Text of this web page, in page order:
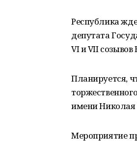
Республика
депутата
VI и VII
Планируется,
имени Николая
Мероприятие